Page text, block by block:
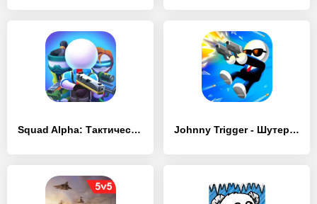
Squad Alpha: Тактический шутер - [MOD Бесконечные деньги] Johnny Trigger - Шутер - [MOD Бесконечные монеты]